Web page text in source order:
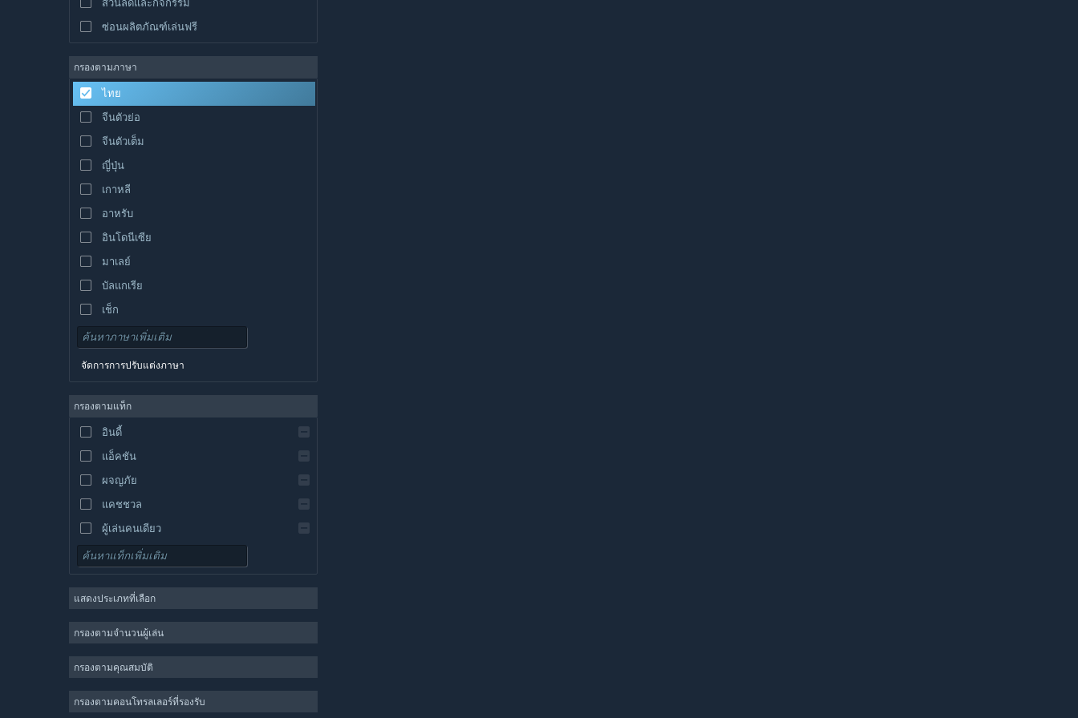
ซ่อนผลิตภัณฑ์เล่นฟรี
กรองตามภาษา
ไทย
จีนตัวย่อ
จีนตัวเต็ม
ญี่ปุ่น
เกาหลี
อาหรับ
อินโดนีเซีย
มาเลย์
บัลแกเรีย
เช็ก
เดนมาร์ก
สเปน
สเปน-ลาตินอเมริกา
กรีก
จัดการการปรับแต่งภาษา
กรองตามแท็ก
อินดี้
แอ็คชัน
ผจญภัย
แคชชวล
ผู้เล่นคนเดียว
จำลองสถานการณ์
กลยุทธ์
3 มิติ
แสดงประเภทที่เลือก
กรองตามจำนวนผู้เล่น
กรองตามคุณสมบัติ
กรองตามคอนโทรลเลอร์ที่รองรับ